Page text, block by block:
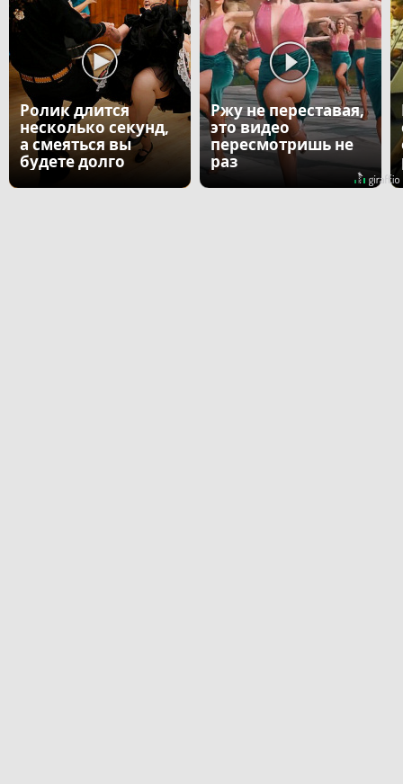
Ролик длится
несколько секунд,
а смеяться вы
будете долго
Ржу не переставая,
это видео
пересмотришь не
раз